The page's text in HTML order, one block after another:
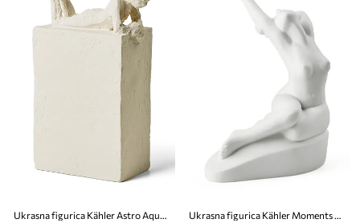
Ukrasna figurica Kähler Astro Aquarius Ukrasna figurica Kähler Moments Heavenly Grounded